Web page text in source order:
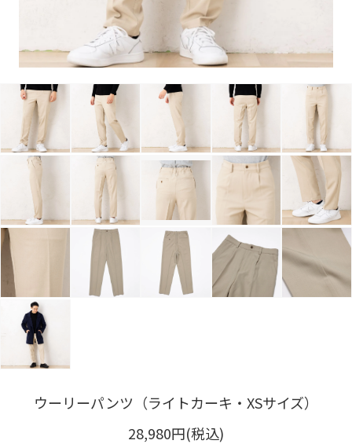
ウーリーパンツ（ライトカーキ・XSサイズ）
28,980円(税込)